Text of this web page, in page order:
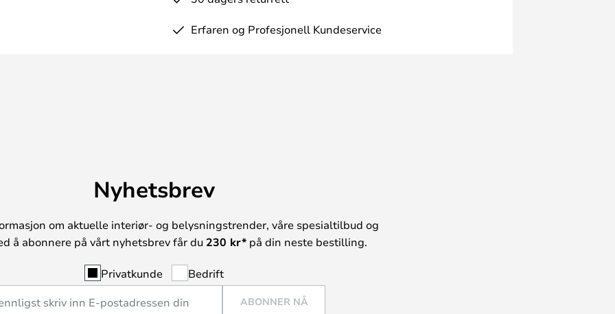
Erfaren og Profesjonell Kundeservice
Nyhetsbrev
om aktuelle interiør- og belysningstrender, våre spesialtilbud og
å abonnere på vårt nyhetsbrev får du 230 kr*på din neste bestilling.
Privatkunde Bedrift
ABONNER NÅ